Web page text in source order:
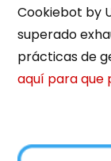
Cookiebot by
superado
prácticas de
aquí para que